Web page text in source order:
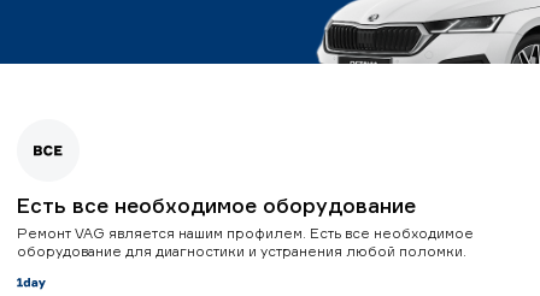
Есть все необходимое оборудование
Ремонт VAG является нашим профилем. Есть все необходимое
оборудование для диагностики и устранения любой поломки.